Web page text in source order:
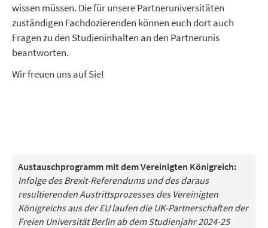
wissen müssen. Die für unsere Partneruniversitäten
zuständigen Fachdozierenden können euch dort auch
Fragen zu den Studieninhalten an den Partnerunis
beantworten.
Wir freuen uns auf Sie!
Austauschprogramm mit dem Vereinigten Königreich:
Infolge des Brexit-Referendums und des daraus
resultierenden Austrittsprozesses des Vereinigten
Königreichs aus der EU laufen die UK-Partnerschaften der
Freien Universität Berlin ab dem Studienjahr 2024-25